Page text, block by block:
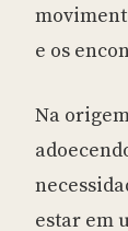
e os
Na
estar em